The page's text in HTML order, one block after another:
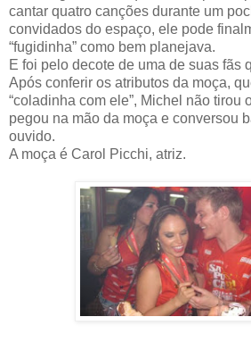
cantar quatro canções durante um
convidados do espaço, ele pode
“fugidinha” como bem planejava.
E foi pelo decote de uma de suas fãs
Após conferir os atributos da moça,
“coladinha com ele”, Michel não tirou
pegou na mão da moça e conversou
ouvido.
A moça é Carol Picchi, atriz.